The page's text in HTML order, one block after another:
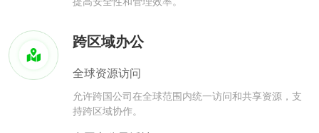
跨区域办公
全球资源访问
允许跨国公司在全球范围内统一访问和共享资源，支
持跨区域协作。